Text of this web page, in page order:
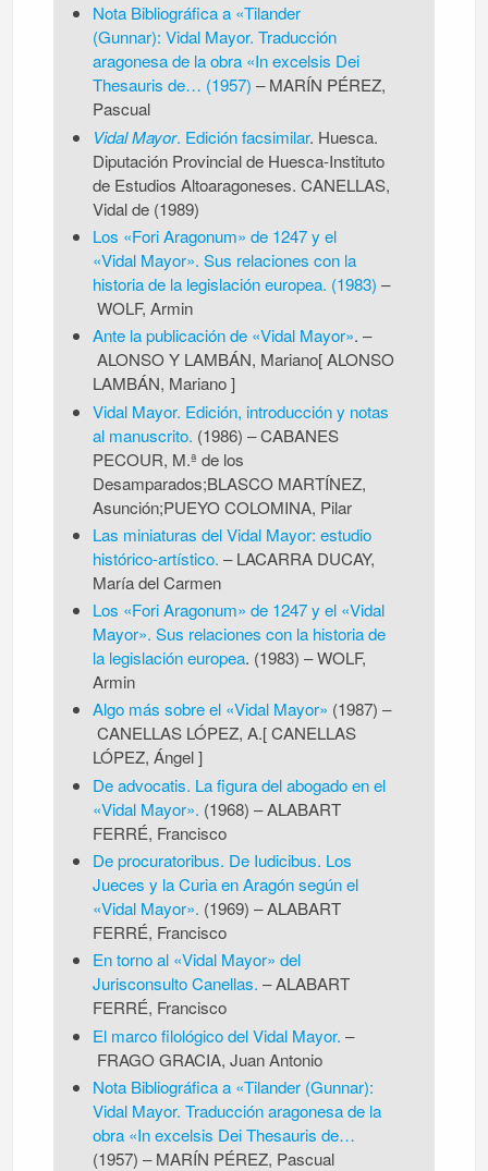
Nota Bibliográfica a «Tilander
(Gunnar):Vidal Mayor. Traducción
aragonesa de la obra «In excelsis Dei
Thesauris de… (1957) –MARÍN PÉREZ,
Pascual
Vidal Mayor. Edición facsimilar. Huesca.
Diputación Provincial de Huesca-Instituto
de Estudios Altoaragoneses. CANELLAS,
Vidal de (1989)
Los «Fori Aragonum» de 1247 y el
«Vidal Mayor». Sus relaciones con la
historia de la legislación europea. (1983) –
WOLF, Armin
Ante la publicación de «Vidal Mayor». –
ALONSO Y LAMBÁN, Mariano[ ALONSO
LAMBÁN, Mariano ]
Vidal Mayor. Edición, introducción y notas
al manuscrito. (1986) –CABANES
PECOUR, M.ª de los
Desamparados;BLASCO MARTÍNEZ,
Asunción;PUEYO COLOMINA, Pilar
Las miniaturas del Vidal Mayor: estudio
histórico-artístico. –LACARRA DUCAY,
María del Carmen
Los «Fori Aragonum» de 1247 y el «Vidal
Mayor». Sus relaciones con la historia de
la legislación europea. (1983) –WOLF,
Armin
Algo más sobre el «Vidal Mayor» (1987) –
CANELLAS LÓPEZ, A.[ CANELLAS
LÓPEZ, Ángel ]
De advocatis. La figura del abogado en el
«Vidal Mayor». (1968) –ALABART
FERRÉ, Francisco
De procuratoribus. De Iudicibus. Los
Jueces y la Curia en Aragón según el
«Vidal Mayor». (1969) –ALABART
FERRÉ, Francisco
En torno al «Vidal Mayor» del
Jurisconsulto Canellas. –ALABART
FERRÉ, Francisco
El marco filológico del Vidal Mayor. –
FRAGO GRACIA, Juan Antonio
Nota Bibliográfica a «Tilander (Gunnar):
Vidal Mayor. Traducción aragonesa de la
obra «In excelsis Dei Thesauris de…
(1957) –MARÍN PÉREZ, Pascual